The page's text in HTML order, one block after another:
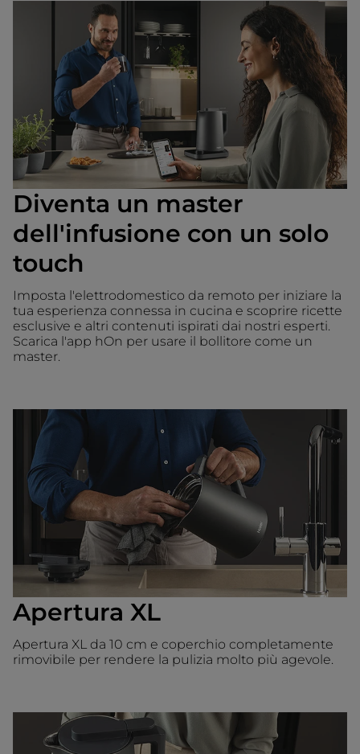
Diventa un master
dell'infusione con un solo
touch
Imposta l'elettrodomestico da remoto per iniziare la
tua esperienza connessa in cucina e scoprire ricette
esclusive e altri contenuti ispirati dai nostri esperti.
Scarica l'app hOn per usare il bollitore come un
master.
Apertura XL
Apertura XL da 10 cm e coperchio completamente
rimovibile per rendere la pulizia molto più agevole.